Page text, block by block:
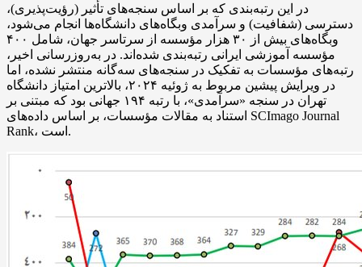
در این رتبه‌بندی که بر اساس سنجه‌های تأثیر (رؤیت‌پذیری)،
دسترسی (شفافیت) و سرآمدی وبگاه‌های دانشگاه‌ها انجام می‌شود،
وبگاه‌های بیش از ۳۰ هزار مؤسسه از سرتاسر جهان، شامل ۴۰۰
مؤسسه آموزشی ایرانی رتبه‌بندی شده‌اند. در به‌روزرسانی اخیر،
رتبه‌های مؤسسات به تفکیک در سنجه‌های سه‌گانه منتشر نشده، اما
در ویرایش پیشین مربوط به ژوئیه ۲۰۲۴، بالاترین امتیاز دانشگاه
تهران در سنجه «سرآمدی»، با رتبه ۱۹۴ جهانی بود که
مبتنی بر
استناد به مقالات مؤسسات، بر اساس داده‌های SCImago Journal
Rank، است.